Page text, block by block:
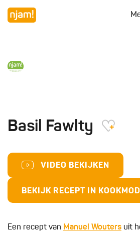
Basil Fawlty
VIDEO BEKIJKEN
BEKIJK RECEPT IN
Een recept van Manuel Wouters uit